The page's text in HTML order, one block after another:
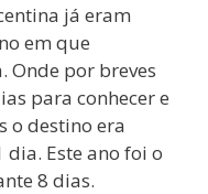
já eram
em que
Onde por breves
para conhecer e
o destino era
dia. Este ano foi o
8 dias.